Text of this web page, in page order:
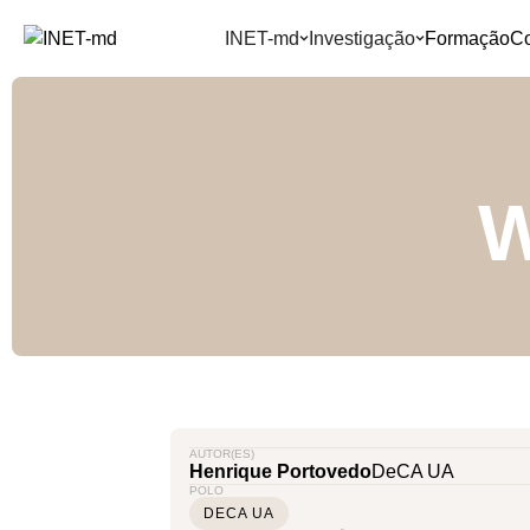
INET-md Investigação Formação
AUTOR(ES)
Henrique PortovedoDeCA UA
POLO
DECA UA